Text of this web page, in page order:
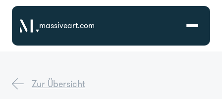
massiveart.com
Zur Übersicht